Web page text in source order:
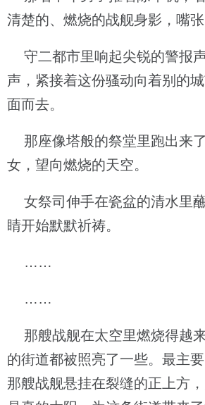
清楚的、燃烧的战舰身影，嘴张
守二都市里响起尖锐的警报
声，紧接着这份骚动向着别的
面而去。
那座像塔般的祭堂里跑出来
女，望向燃烧的天空。
女祭司伸手在瓷盆的清水里
睛开始默默祈祷。
……
……
那艘战舰在太空里燃烧得越
的街道都被照亮了一些。最主
那艘战舰悬挂在裂缝的正上方